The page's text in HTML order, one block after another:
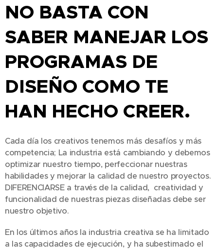
NO BASTA CON
SABER MANEJAR LOS
PROGRAMAS DE
DISEÑO COMO TE
HAN HECHO CREER.
Cada día los creativos tenemos más desafíos y más
competencia; La industria está cambiando y debemos
optimizar nuestro tiempo, perfeccionar nuestras
habilidades y mejorar la calidad de nuestro proyectos.
DIFERENCIARSE a través de la calidad, creatividad y
funcionalidad de nuestras piezas diseñadas debe ser
nuestro objetivo.
En los últimos años la industria creativa se ha limitado
a las capacidades de ejecución, y ha subestimado el